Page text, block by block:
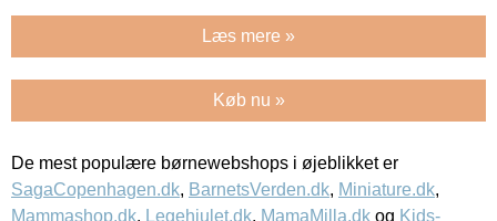
Læs mere »
Køb nu »
De mest populære børnewebshops i øjeblikket er
SagaCopenhagen.dk, BarnetsVerden.dk, Miniature.dk,
Mammashop.dk, Legehjulet.dk, MamaMilla.dk og Kids-